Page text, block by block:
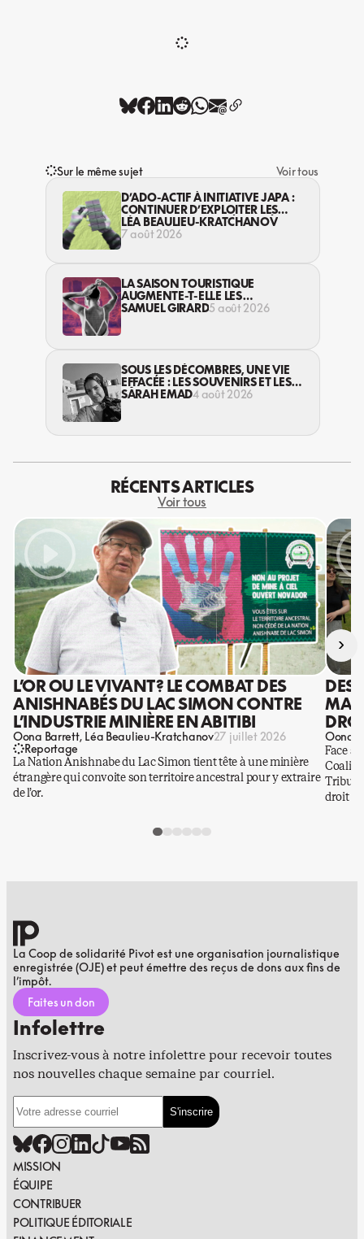
Sur le même sujet
Voir tous
D’ADO-ACTIF À INITIATIVE JAPA :
CONTINUER D’EXPLOITER LES
JEUNES… DANS LA LÉGALITÉ?
LÉA BEAULIEU-KRATCHANOV
7 août 2026
LA SAISON TOURISTIQUE
AUGMENTE-T-ELLE LES
VIOLENCES CONTRE LES
SAMUEL GIRARD5 août 2026
SOUS LES DÉCOMBRES, UNE VIE
EFFACÉE : LES SOUVENIRS ET LES
RÊVES PERDUS DES HABITANT·ES
SARAH EMAD4 août 2026
RÉCENTS ARTICLES
Voir tous
L’OR OU LE VIVANT? LE COMBAT DES
ANISHNABÉS DU LAC SIMON CONTRE
L’INDUSTRIE MINIÈRE EN ABITIBI
Oona Barrett Léa Beaulieu-Kratchanov27 juillet 2026
Reportage
La Nation Anishnabe du Lac Simon tient tête à une minière
étrangère qui convoite son territoire ancestral pour y extraire
de l’or.
DES
Oona
Face à
droit
›
La Coop de solidarité Pivot est une organisation journalistique
enregistrée (OJE) et peut émettre des reçus de dons aux fins de
l’impôt.
Faites un don
Infolettre
Inscrivez-vous à notre infolettre pour recevoir toutes
nos nouvelles chaque semaine par courriel.
MISSION
ÉQUIPE
CONTRIBUER
POLITIQUE ÉDITORIALE